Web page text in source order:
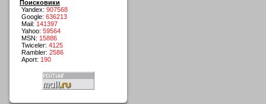
Поисковики
Yandex: 907568
Google: 636213
Mail: 141397
Yahoo: 59564
MSN: 15886
Twiceler: 4125
Rambler: 2586
Aport: 190